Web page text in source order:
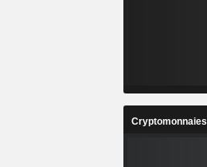
Cryptomonnaies